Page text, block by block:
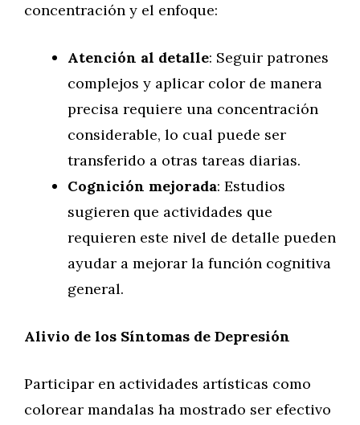
concentración y el enfoque:
Atención al detalle: Seguir patrones
complejos y aplicar color de manera
precisa requiere una concentración
considerable, lo cual puede ser
transferido a otras tareas diarias.
Cognición mejorada: Estudios
sugieren que actividades que
requieren este nivel de detalle pueden
ayudar a mejorar la función cognitiva
general.
Alivio de los Síntomas de Depresión
Participar en actividades artísticas como
colorear mandalas ha mostrado ser efectivo